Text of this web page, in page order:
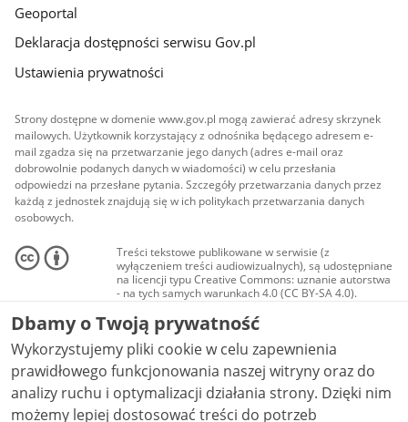
Geoportal
Deklaracja dostępności serwisu Gov.pl
Ustawienia prywatności
Strony dostępne w domenie www.gov.pl mogą zawierać adresy skrzynek
mailowych. Użytkownik korzystający z odnośnika będącego adresem e-
mail zgadza się na przetwarzanie jego danych (adres e-mail oraz
dobrowolnie podanych danych w wiadomości) w celu przesłania
odpowiedzi na przesłane pytania. Szczegóły przetwarzania danych przez
każdą z jednostek znajdują się w ich politykach przetwarzania danych
osobowych.
Treści tekstowe publikowane w serwisie (z
wyłączeniem treści audiowizualnych), są udostępniane
na licencji typu Creative Commons: uznanie autorstwa
- na tych samych warunkach 4.0 (CC BY-SA 4.0).
Materiały audiowizualne, w tym zdjęcia, materiały
audio i wideo, są udostępniane na licencji typu
Creative Commons: uznanie autorstwa użycie
niekomercyjne - bez utworów zależnych 4.0 (CC BY-
NC-ND 4.0), o ile nie jest to stwierdzone inaczej.
Dbamy o Twoją prywatność
Wykorzystujemy pliki cookie w celu zapewnienia
prawidłowego funkcjonowania naszej witryny oraz do
analizy ruchu i optymalizacji działania strony. Dzięki nim
możemy lepiej dostosować treści do potrzeb